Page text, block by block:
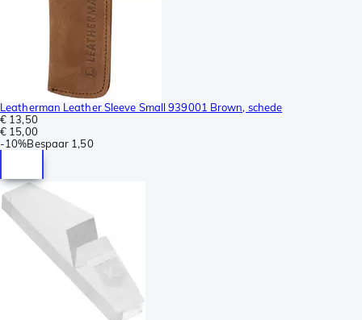
Leatherman Leather Sleeve Small 939001 Brown, schede
€ 13,50
€ 15,00
-10%Bespaar 1,50